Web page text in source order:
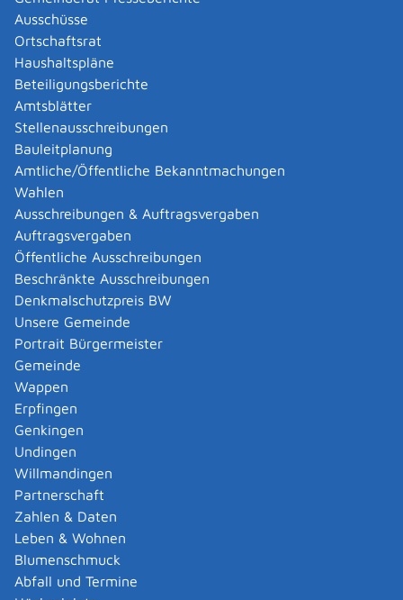
Ausschüsse
Ortschaftsrat
Haushaltspläne
Beteiligungsberichte
Amtsblätter
Stellenausschreibungen
Bauleitplanung
Amtliche/Öffentliche Bekanntmachungen
Wahlen
Ausschreibungen & Auftragsvergaben
Auftragsvergaben
Öffentliche Ausschreibungen
Beschränkte Ausschreibungen
Denkmalschutzpreis BW
Unsere Gemeinde
Portrait Bürgermeister
Gemeinde
Wappen
Erpfingen
Genkingen
Undingen
Willmandingen
Partnerschaft
Zahlen & Daten
Leben & Wohnen
Blumenschmuck
Abfall und Termine
Abgelaufenen Führerschein neu ausstellen lassen
Abgeltungsteuer - Nichtveranlagungs-
Bescheinigung beantragen
Abgeschlossenheitsbescheinigung zur Aufteilung
eines Gebäudes beantragen
Abmeldung / Außerbetriebsetzung für ein Fahrzeug
beantragen
Abschriften, Ablichtungen, Vervielfältigungen und
Negative amtlich beglaubigen lassen
Abwasser entsorgen
Abwasserbeseitigung - dezentrale Beseitigung von
Regenwasser beantragen oder anzeigen
Abweichende Regelungen zum Schichtbetrieb
beantragen
Abweichende Ruhezeit beantragen
Adoption - Akteneinsicht beantragen
Adoption - sich als Adoptiveltern bewerben
Adoption eines ausländischen Kindes -
Beurkundung im Geburtenregister beantragen
Adoption eines ausländischen Kindes -
Umwandlung einer schwachen in eine starke
Adoption beantragen
Adoption eines deutschen Kindes - Beurkundung
von Amts wegen
Adoption eines erwachsenen Menschen beantragen
Adoptionspflege eines minderjährigen Kindes
aufnehmen
Adressänderung auf der eID-Karte beantragen